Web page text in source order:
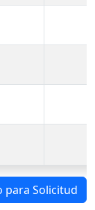
para Solicitud